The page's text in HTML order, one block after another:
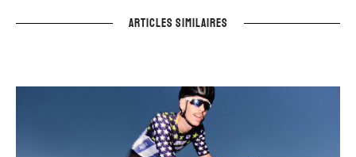
ARTICLES SIMILAIRES